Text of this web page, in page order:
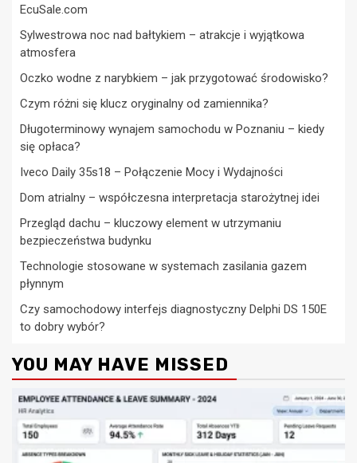
EcuSale.com
Sylwestrowa noc nad bałtykiem – atrakcje i wyjątkowa
atmosfera
Oczko wodne z narybkiem – jak przygotować środowisko?
Czym różni się klucz oryginalny od zamiennika?
Długoterminowy wynajem samochodu w Poznaniu – kiedy
się opłaca?
Iveco Daily 35s18 – Połączenie Mocy i Wydajności
Dom atrialny – współczesna interpretacja starożytnej idei
Przegląd dachu – kluczowy element w utrzymaniu
bezpieczeństwa budynku
Technologie stosowane w systemach zasilania gazem
płynnym
Czy samochodowy interfejs diagnostyczny Delphi DS 150E
to dobry wybór?
YOU MAY HAVE MISSED